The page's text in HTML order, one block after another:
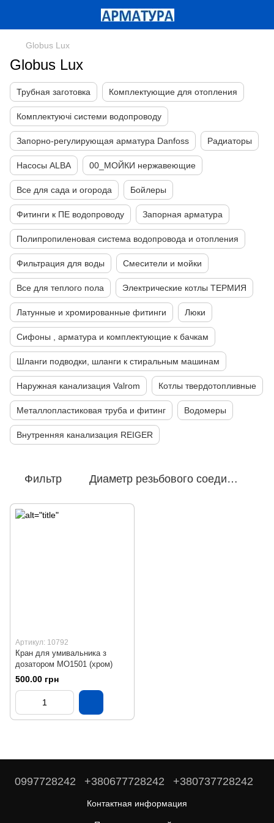
Globus Lux
Globus Lux
Трубная заготовка Комплектующие для отопления
Комплектуючі системи водопроводу
Запорно-регулирующая арматура Danfoss Радиаторы
Насосы ALBA 00_МОЙКИ нержавеющие
Все для сада и огорода Бойлеры
Фитинги к ПЕ водопроводу Запорная арматура
Полипропиленовая система водопровода и отопления
Фильтрация для воды Смесители и мойки
Все для теплого пола Электрические котлы ТЕРМИЯ
Латунные и хромированные фитинги Люки
Сифоны , арматура и комплектующие к бачкам
Шланги подводки, шланги к стиральным машинам
Наружная канализация Valrom Котлы твердотопливные
Металлопластиковая труба и фитинг Водомеры
Внутренняя канализация REIGER
Фильтр Диаметр резьбового соединения
Артикул: 10792
Кран для умивальника з
дозатором МО1501 (хром)
500.00 грн
0997728242 +380677728242 +380737728242
Контактная информация